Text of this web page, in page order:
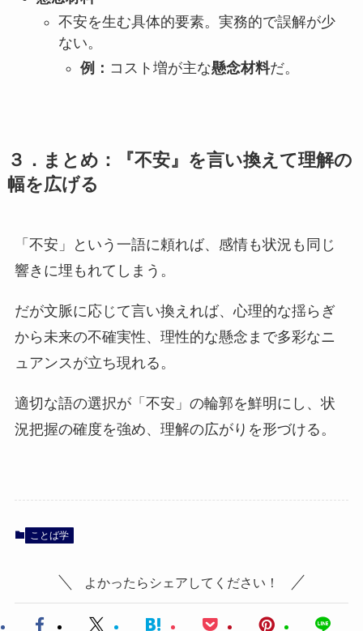
不安を生む具体的要素。実務的で誤解が少
ない。
例： コスト増が主な懸念材料だ。
３．まとめ：『不安』を言い換えて理解の
幅を広げる
「不安」という一語に頼れば、感情も状況も同じ
響きに埋もれてしまう。
だが文脈に応じて言い換えれば、心理的な揺らぎ
から未来の不確実性、理性的な懸念まで多彩なニ
ュアンスが立ち現れる。
適切な語の選択が「不安」の輪郭を鮮明にし、状
況把握の確度を強め、理解の広がりを形づける。
ことば学
よかったらシェアしてください！